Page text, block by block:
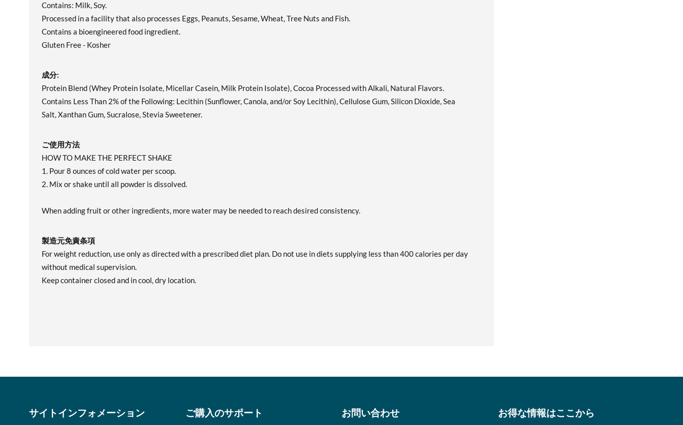
Contains: Milk, Soy.
Processed in a facility that also processes Eggs, Peanuts, Sesame, Wheat, Tree Nuts and Fish.
Contains a bioengineered food ingredient.
Gluten Free - Kosher
成分:
Protein Blend (Whey Protein Isolate, Micellar Casein, Milk Protein Isolate), Cocoa Processed with Alkali, Natural Flavors.
Contains Less Than 2% of the Following: Lecithin (Sunflower, Canola, and/or Soy Lecithin), Cellulose Gum, Silicon Dioxide, Sea
Salt, Xanthan Gum, Sucralose, Stevia Sweetener.
ご使用方法
HOW TO MAKE THE PERFECT SHAKE
1. Pour 8 ounces of cold water per scoop.
2. Mix or shake until all powder is dissolved.
When adding fruit or other ingredients, more water may be needed to reach desired consistency.
製造元免責条項
For weight reduction, use only as directed with a prescribed diet plan. Do not use in diets supplying less than 400 calories per day
without medical supervision.
Keep container closed and in cool, dry location.
サイトインフォメーション ご購入のサポート お問い合わせ お得な情報はここから